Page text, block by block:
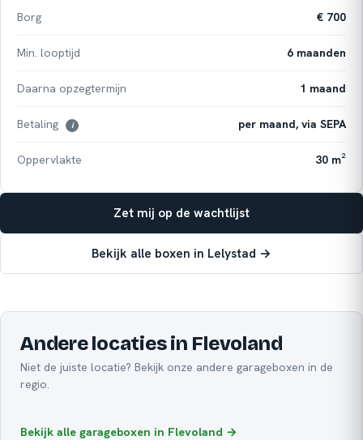
Borg € 700
Min. looptijd 6 maanden
Daarna opzegtermijn 1 maand
Betaling i per maand, via SEPA
Oppervlakte 30 m²
Zet mij op de wachtlijst
Bekijk alle boxen in Lelystad →
Andere locaties in Flevoland
Niet de juiste locatie? Bekijk onze andere garageboxen in de
regio.
Bekijk alle garageboxen in Flevoland →